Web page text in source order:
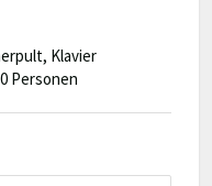
Klavier
Personen